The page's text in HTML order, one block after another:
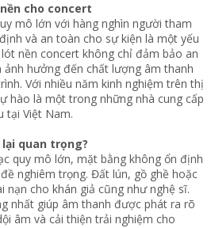
cho concert
mô lớn với hàng nghìn người tham
và an toàn cho sự kiện là một yếu
nền concert không chỉ đảm bảo an
hưởng đến chất lượng âm thanh
Với nhiều năm kinh nghiệm trên thị
hào là một trong những nhà cung cấp
tại Việt Nam.
quan trọng?
quy mô lớn, mặt bằng không ổn định
nghiêm trọng. Đất lún, gồ ghề hoặc
cho khán giả cũng như nghệ sĩ.
nhất giúp âm thanh được phát ra rõ
âm và cải thiện trải nghiệm cho